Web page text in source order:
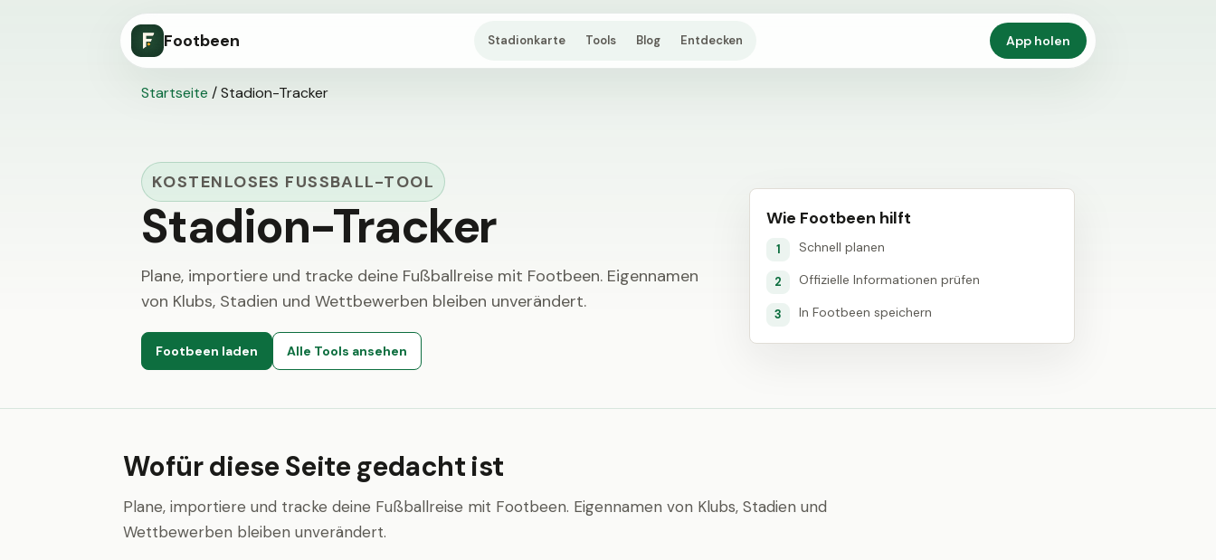
Footbeen Stadionkarte Tools Blog Entdecken App holen
Startseite /Stadion-Tracker
KOSTENLOSES FUSSBALL-TOOL
Stadion-Tracker
Plane, importiere und tracke deine Fußballreise mit Footbeen. Eigennamen
von Klubs, Stadien und Wettbewerben bleiben unverändert.
Footbeen laden Alle Tools ansehen
Wie Footbeen hilft
1 Schnell planen
2 Offizielle Informationen prüfen
3 In Footbeen speichern
Wofür diese Seite gedacht ist
Plane, importiere und tracke deine Fußballreise mit Footbeen. Eigennamen von Klubs, Stadien und
Wettbewerben bleiben unverändert.